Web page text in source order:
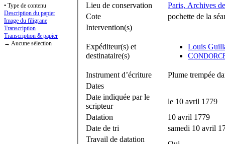
• Type de contenu
Description du papier
Image du filigrane
Transcription
Transcription & papier
→ Aucune sélection
Lieu de conservation
Paris, Archives
Cote
pochette de la
Intervention(s)
Expéditeur(s) et
destinataire(s)
Louis
C
Instrument d’écriture
Plume trempée
Dates
Date indiquée par le
scripteur
le 10 avril 1779
Datation
10 avril 1779
Date de tri
samedi 10 avril
Travail de datation